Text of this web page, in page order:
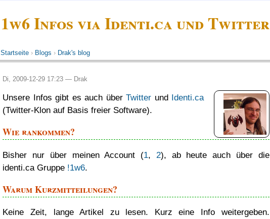
1w6 Infos via Identi.ca und Twitter
Startseite › Blogs › Drak's blog
Di, 2009-12-29 17:23 — Drak
Unsere Infos gibt es auch überTwitter und Identi.ca
(Twitter-Klon auf Basis freier Software).
Wie rankommen?
Bisher nur über meinen Account (1, 2), ab heute auch über die
identi.ca Gruppe !1w6.
Warum Kurzmitteilungen?
Keine Zeit, lange Artikel zu lesen. Kurz eine Info weitergeben.